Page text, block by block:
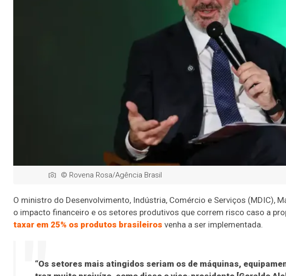
© Rovena Rosa/Agência Brasil
O ministro do Desenvolvimento, Indústria, Comércio e Serviços (MDIC),
o impacto financeiro e os setores produtivos que correm risco caso a
taxar em 25% os produtos brasileiros venha a ser implementada.
“Os setores mais atingidos seriam os de máquinas,